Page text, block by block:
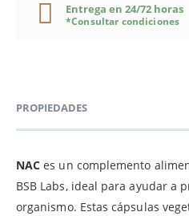
Entrega en 24/72 horas
*Consultar condiciones
PROPIEDADES
NACes un complemento
BSB Labs, ideal para ayudar a
organismo. Estas cápsulas